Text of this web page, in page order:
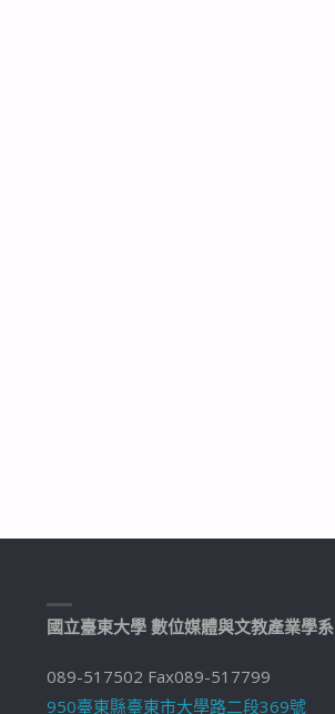
國立臺東大學 數位媒體與文教產業學系
089-517502 Fax089-517799
950臺東縣臺東市大學路二段369號